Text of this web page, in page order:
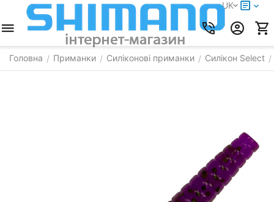
UK
Головна / Приманки / Силіконові приманки / Силікон Select /